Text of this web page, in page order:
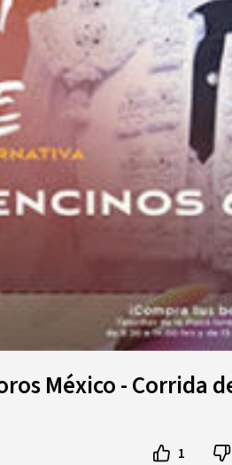
México - Corrida
1